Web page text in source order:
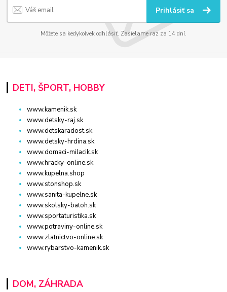
Prihlásiť sa
Môžete sa kedykoľvek odhlásiť. Zasielame raz za 14 dní.
DETI, ŠPORT, HOBBY
www.kamenik.sk
www.detsky-raj.sk
www.detskaradost.sk
www.detsky-hrdina.sk
www.domaci-milacik.sk
www.hracky-online.sk
www.kupelna.shop
www.stonshop.sk
www.sanita-kupelne.sk
www.skolsky-batoh.sk
www.sportaturistika.sk
www.potraviny-online.sk
www.zlatnictvo-online.sk
www.rybarstvo-kamenik.sk
DOM, ZÁHRADA